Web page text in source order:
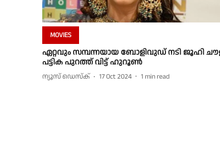
MOVIES
ഏറ്റവും സമ്പന്നയായ ബോളിവുഡ് നടി ജൂഹി
പട്ടിക പുറത്ത് വിട്ട് ഹുറൂൺ
ന്യൂസ് ഡെസ്ക് 17 Oct 2024 1 min read